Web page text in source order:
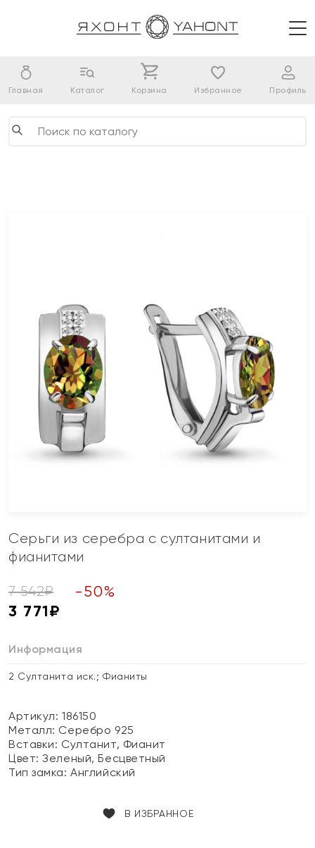
Главная Каталог Корзина Избранное Профиль
Серьги из серебра с султанитами и
фианитами
7 542₽ -50%
3 771₽
Информация
2 Султанита иск.; Фианиты
Артикул: 186150
Металл: Серебро 925
Вставки: Султанит, Фианит
Цвет:Зеленый, Бесцветный
Тип замка:Английский
В ИЗБРАННОЕ